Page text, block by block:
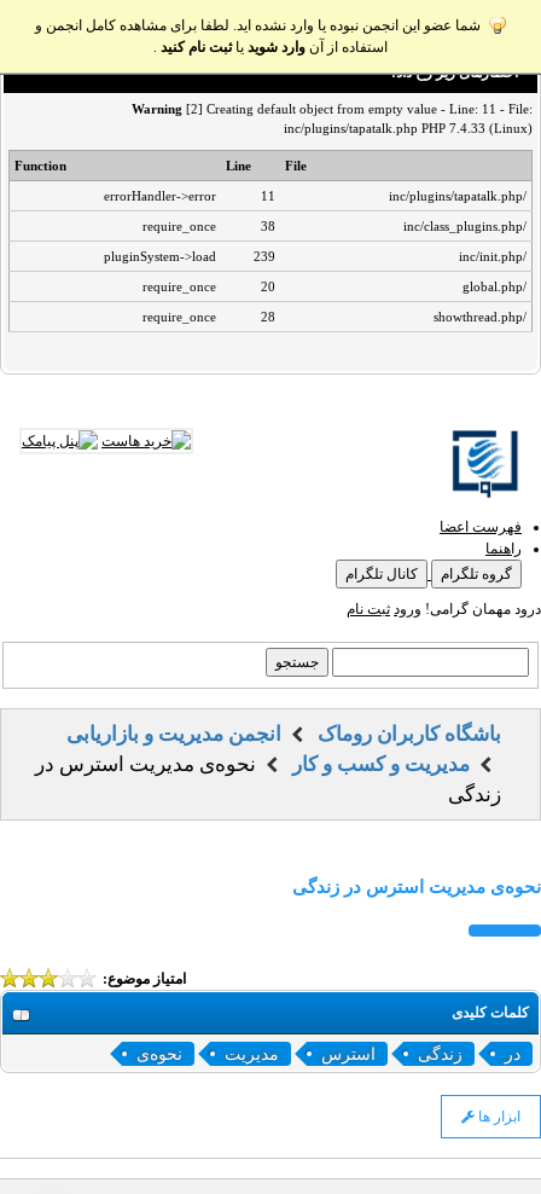
شما عضو این انجمن نبوده یا وارد نشده اید. لطفا برای مشاهده کامل انجمن و
استفاده از آن وارد شوید یاثبت نام کنید .
اخطار‌های زیر رخ داد:
Warning [2] Creating default object from empty value - Line: 11 - File:
inc/plugins/tapatalk.php PHP 7.4.33 (Linux)
File
Line
Function
/inc/plugins/tapatalk.php
11
errorHandler->error
/inc/class_plugins.php
38
require_once
/inc/init.php
239
pluginSystem->load
/global.php
20
require_once
/showthread.php
28
require_once
فهرست اعضا
راهنما
گروه تلگرام
کانال تلگرام
درود مهمان گرامی! ورود ثبت نام
باشگاه کاربران روماک
انجمن مدیریت و بازاریابی
مدیریت و کسب و کار
نحوه‌ی مدیریت استرس در
زندگی
نحوه‌ی مدیریت استرس در زندگی
امتیاز موضوع:
کلمات کلیدی
در زندگی استرس مدیریت نحوه‌ی
ابزار ها